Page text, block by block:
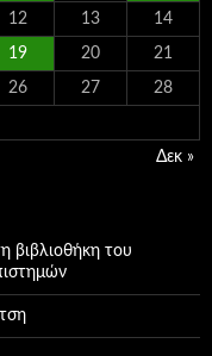
12 13 14
19 20 21
26 27 28
Δεκ »
βιβλιοθήκη του